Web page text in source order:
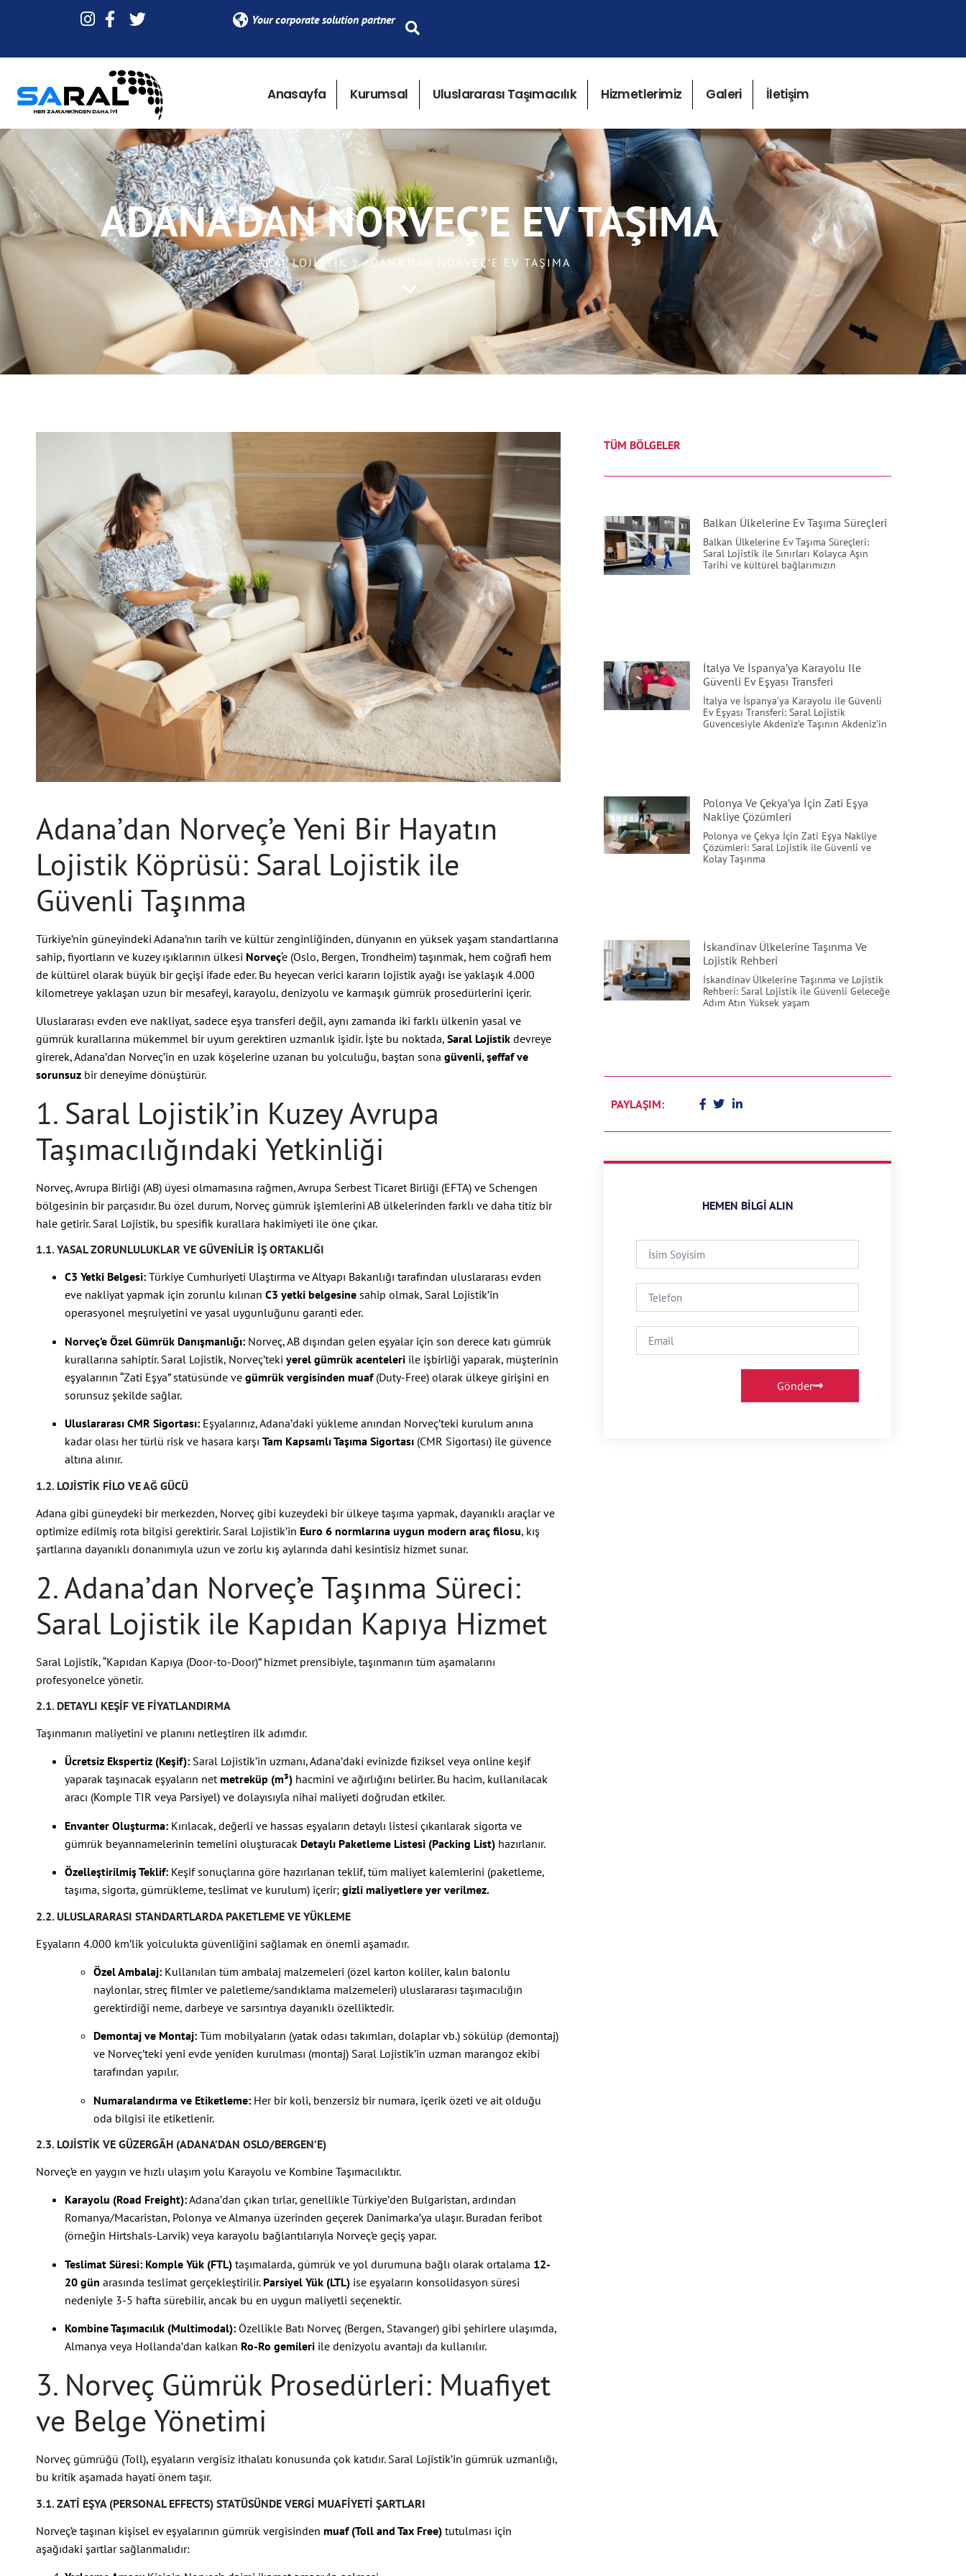
Your corporate solution partner
Anasayfa Kurumsal Uluslararası Taşımacılık Hizmetlerimiz Galeri İletişim
ADANA’DAN NORVEÇ’E EV TAŞIMA
SARAL LOJISTIK > ADANA’DAN NORVEÇ’E EV TAŞIMA
Adana’dan Norveç’e Yeni Bir Hayatın
Lojistik Köprüsü: Saral Lojistik ile
Güvenli Taşınma
Türkiye’nin güneyindeki Adana’nın tarih ve kültür zenginliğinden, dünyanın en yüksek yaşam standartlarına
sahip, fiyortların ve kuzey ışıklarının ülkesi Norveç‘e (Oslo, Bergen, Trondheim) taşınmak, hem coğrafi hem
de kültürel olarak büyük bir geçişi ifade eder. Bu heyecan verici kararın lojistik ayağı ise yaklaşık 4.000
kilometreye yaklaşan uzun bir mesafeyi, karayolu, denizyolu ve karmaşık gümrük prosedürlerini içerir.
Uluslararası evden eve nakliyat, sadece eşya transferi değil, aynı zamanda iki farklı ülkenin yasal ve
gümrük kurallarına mükemmel bir uyum gerektiren uzmanlık işidir. İşte bu noktada, Saral Lojistik devreye
girerek, Adana’dan Norveç’in en uzak köşelerine uzanan bu yolculuğu, baştan sona güvenli, şeffaf ve
sorunsuz bir deneyime dönüştürür.
1. Saral Lojistik’in Kuzey Avrupa
Taşımacılığındaki Yetkinliği
Norveç, Avrupa Birliği (AB) üyesi olmamasına rağmen, Avrupa Serbest Ticaret Birliği (EFTA) ve Schengen
bölgesinin bir parçasıdır. Bu özel durum, Norveç gümrük işlemlerini AB ülkelerinden farklı ve daha titiz bir
hale getirir. Saral Lojistik, bu spesifik kurallara hakimiyeti ile öne çıkar.
1.1. YASAL ZORUNLULUKLAR VE GÜVENILIR İŞ ORTAKLIĞI
C3 Yetki Belgesi: Türkiye Cumhuriyeti Ulaştırma ve Altyapı Bakanlığı tarafından uluslararası evden
eve nakliyat yapmak için zorunlu kılınan C3 yetki belgesine sahip olmak, Saral Lojistik’in
operasyonel meşruiyetini ve yasal uygunluğunu garanti eder.
Norveç’e Özel Gümrük Danışmanlığı: Norveç, AB dışından gelen eşyalar için son derece katı gümrük
kurallarına sahiptir. Saral Lojistik, Norveç’teki yerel gümrük acenteleri ile işbirliği yaparak, müşterinin
eşyalarının “Zati Eşya” statüsünde ve gümrük vergisinden muaf(Duty-Free) olarak ülkeye girişini en
sorunsuz şekilde sağlar.
Uluslararası CMR Sigortası: Eşyalarınız, Adana’daki yükleme anından Norveç’teki kurulum anına
kadar olası her türlü risk ve hasara karşı Tam Kapsamlı Taşıma Sigortası (CMR Sigortası) ile güvence
altına alınır.
1.2. LOJISTIK FILO VE AĞ GÜCÜ
Adana gibi güneydeki bir merkezden, Norveç gibi kuzeydeki bir ülkeye taşıma yapmak, dayanıklı araçlar ve
optimize edilmiş rota bilgisi gerektirir. Saral Lojistik’in Euro 6 normlarına uygun modern araç filosu, kış
şartlarına dayanıklı donanımıyla uzun ve zorlu kış aylarında dahi kesintisiz hizmet sunar.
2. Adana’dan Norveç’e Taşınma Süreci:
Saral Lojistik ile Kapıdan Kapıya Hizmet
Saral Lojistik, “Kapıdan Kapıya (Door-to-Door)” hizmet prensibiyle, taşınmanın tüm aşamalarını
profesyonelce yönetir.
2.1. DETAYLI KEŞIF VE FIYATLANDIRMA
Taşınmanın maliyetini ve planını netleştiren ilk adımdır.
Ücretsiz Ekspertiz (Keşif): Saral Lojistik’in uzmanı, Adana’daki evinizde fiziksel veya online keşif
yaparak taşınacak eşyaların netmetreküp (m³) hacmini ve ağırlığını belirler. Bu hacim, kullanılacak
aracı (Komple TIR veya Parsiyel) ve dolayısıyla nihai maliyeti doğrudan etkiler.
Envanter Oluşturma: Kırılacak, değerli ve hassas eşyaların detaylı listesi çıkarılarak sigorta ve
gümrük beyannamelerinin temelini oluşturacak Detaylı Paketleme Listesi (Packing List) hazırlanır.
Özelleştirilmiş Teklif: Keşif sonuçlarına göre hazırlanan teklif, tüm maliyet kalemlerini (paketleme,
taşıma, sigorta, gümrükleme, teslimat ve kurulum) içerir; gizli maliyetlere yer verilmez.
2.2. ULUSLARARASI STANDARTLARDA PAKETLEME VE YÜKLEME
Eşyaların 4.000 km’lik yolculukta güvenliğini sağlamak en önemli aşamadır.
Özel Ambalaj: Kullanılan tüm ambalaj malzemeleri (özel karton koliler, kalın balonlu
naylonlar, streç filmler ve paletleme/sandıklama malzemeleri) uluslararası taşımacılığın
gerektirdiği neme, darbeye ve sarsıntıya dayanıklı özelliktedir.
Demontaj ve Montaj: Tüm mobilyaların (yatak odası takımları, dolaplar vb.) sökülüp (demontaj)
ve Norveç’teki yeni evde yeniden kurulması (montaj) Saral Lojistik’in uzman marangoz ekibi
tarafından yapılır.
Numaralandırma ve Etiketleme: Her bir koli, benzersiz bir numara, içerik özeti ve ait olduğu
oda bilgisi ile etiketlenir.
2.3. LOJISTIK VE GÜZERGÂH (ADANA’DAN OSLO/BERGEN’E)
Norveç’e en yaygın ve hızlı ulaşım yolu Karayolu ve Kombine Taşımacılıktır.
Karayolu (Road Freight):Adana’dan çıkan tırlar, genellikle Türkiye’den Bulgaristan, ardından
Romanya/Macaristan, Polonya ve Almanya üzerinden geçerek Danimarka’ya ulaşır. Buradan feribot
(örneğin Hirtshals-Larvik) veya karayolu bağlantılarıyla Norveç’e geçiş yapar.
Teslimat Süresi: Komple Yük (FTL) taşımalarda, gümrük ve yol durumuna bağlı olarak ortalama 12-
20 gün arasında teslimat gerçekleştirilir. Parsiyel Yük (LTL) ise eşyaların konsolidasyon süresi
nedeniyle 3-5 hafta sürebilir, ancak bu en uygun maliyetli seçenektir.
Kombine Taşımacılık (Multimodal): Özellikle Batı Norveç (Bergen, Stavanger) gibi şehirlere ulaşımda,
Almanya veya Hollanda’dan kalkan Ro-Ro gemileri ile denizyolu avantajı da kullanılır.
3. Norveç Gümrük Prosedürleri: Muafiyet
ve Belge Yönetimi
Norveç gümrüğü (Toll), eşyaların vergisiz ithalatı konusunda çok katıdır. Saral Lojistik’in gümrük uzmanlığı,
bu kritik aşamada hayati önem taşır.
3.1. ZATI EŞYA (PERSONAL EFFECTS) STATÜSÜNDE VERGI MUAFIYETI ŞARTLARI
Norveç’e taşınan kişisel ev eşyalarının gümrük vergisinden muaf (Toll and Tax Free) tutulması için
aşağıdaki şartlar sağlanmalıdır:
TÜM BÖLGELER
Balkan Ülkelerine Ev Taşıma Süreçleri
Balkan Ülkelerine Ev Taşıma Süreçleri:
Saral Lojistik ile Sınırları Kolayca Aşın
Tarihi ve kültürel bağlarımızın
İtalya Ve İspanya’ya Karayolu Ile
Güvenli Ev Eşyası Transferi
İtalya ve İspanya’ya Karayolu ile Güvenli
Ev Eşyası Transferi: Saral Lojistik
Güvencesiyle Akdeniz’e Taşının Akdeniz’in
Polonya Ve Çekya’ya İçin Zati Eşya
Nakliye Çözümleri
Polonya ve Çekya İçin Zati Eşya Nakliye
Çözümleri: Saral Lojistik ile Güvenli ve
Kolay Taşınma
İskandinav Ülkelerine Taşınma Ve
Lojistik Rehberi
İskandinav Ülkelerine Taşınma ve Lojistik
Rehberi: Saral Lojistik ile Güvenli Geleceğe
Adım Atın Yüksek yaşam
PAYLAŞIM:
HEMEN BILGI ALIN
Gönder